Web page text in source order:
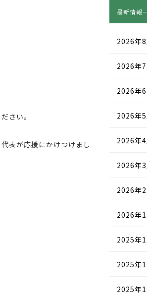
さい。
表が応援にかけつけまし
最新情報
2026年8
2026年7
2026年6
2026年5
2026年4
2026年3
2026年2
2026年1
2025年
2025年
2025年